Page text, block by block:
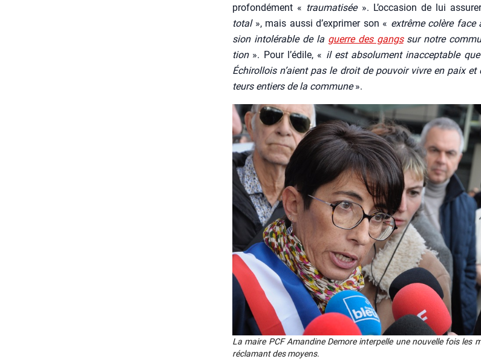
pro­fon­dé­ment « trau­ma­ti­sée». L’oc­ca­sion de lui
total», mais aus­si d’ex­pri­mer son « extrême colère
sion into­lé­rable de la guerre des gangssur notre
tion». Pour l’é­dile, « il est abso­lu­ment inac­cep­table
Échi­rol­lois n’aient pas le droit de pou­voir vivre en paix
teurs entiers de la com­mune».
La maire PCF Aman­dine Demore inter­pelle une nou­velle fois les
récla­mant des moyens.